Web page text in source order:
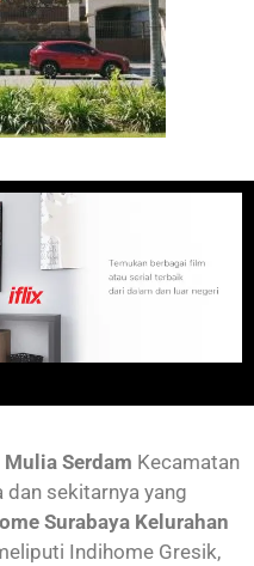
Serdam Kecamatan
dan sekitarnya yang
Surabaya Kelurahan
Indihome Gresik,